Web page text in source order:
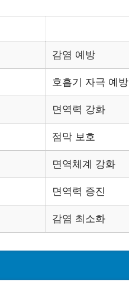
감염 예방
호흡기 자극 예방
면역력 강화
점막 보호
면역체계 강화
면역력 증진
감염 최소화